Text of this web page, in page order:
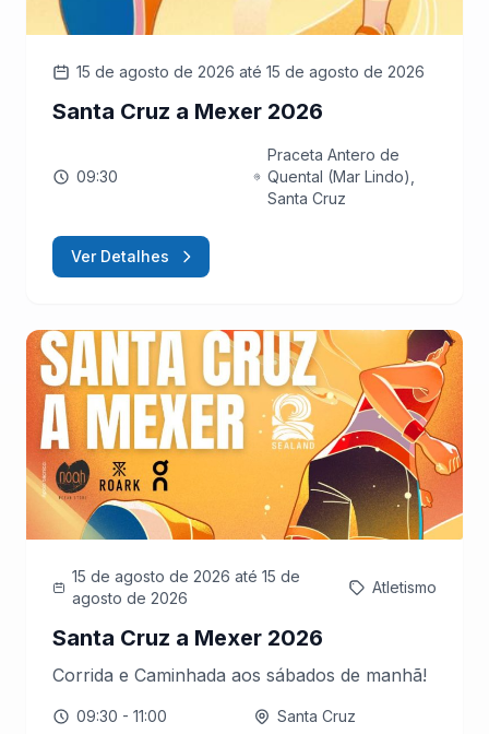
15 de agosto de 2026 até 15 de agosto de 2026
Santa Cruz a Mexer 2026
09:30
Praceta Antero de
Quental (Mar Lindo),
Santa Cruz
Ver Detalhes
15 de agosto de 2026 até 15 de
agosto de 2026
Atletismo
Santa Cruz a Mexer 2026
Corrida e Caminhada aos sábados de manhã!
09:30 - 11:00 Santa Cruz